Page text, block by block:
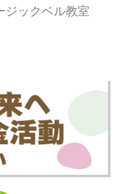
ックベル教室